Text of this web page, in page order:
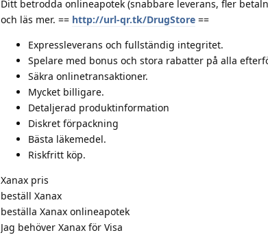
Ditt betrodda onlineapotek (snabbare leverans, fler
och läs mer. == http://url-qr.tk/DrugStore ==
Expressleverans och fullständig integritet.
Spelare med bonus och stora rabatter på alla
Säkra onlinetransaktioner.
Mycket billigare.
Detaljerad produktinformation
Diskret förpackning
Bästa läkemedel.
Riskfritt köp.
Xanax pris
beställ Xanax
beställa Xanax onlineapotek
Jag behöver Xanax för Visa